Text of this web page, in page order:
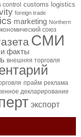
control customs logistics
foreign trade
marketing Northern
союз
СМИ
факты
внешняя торговля
прайм реклама
декларирование
экспорт